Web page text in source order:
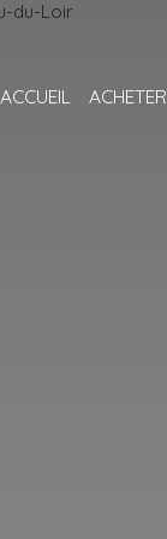
ACCUEIL ACHETER